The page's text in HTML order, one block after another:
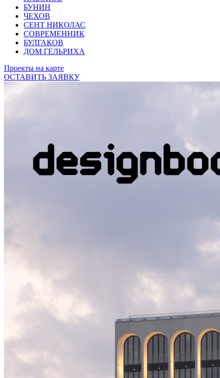
БУНИН
ЧЕХОВ
СЕНТ НИКОЛАС
СОВРЕМЕННИК
БУЛГАКОВ
ДОМ ГЕЛЬРИХА
Проекты на карте
ОСТАВИТЬ ЗАЯВКУ